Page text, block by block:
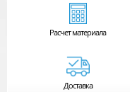
Расчетматериала
Доставка